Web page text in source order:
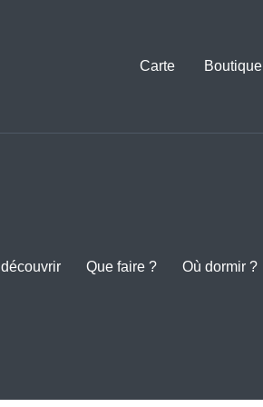
Carte Boutique
Que faire ? Où dormir ?
NUITS DU CHÂTEAU